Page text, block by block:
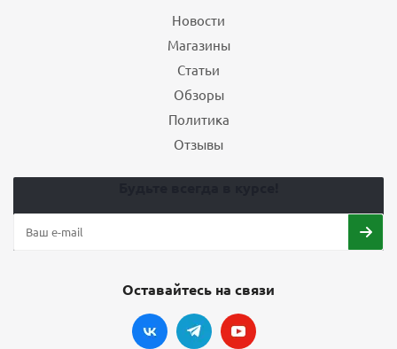
Новости
Магазины
Статьи
Обзоры
Политика
Отзывы
Оставайтесь на связи